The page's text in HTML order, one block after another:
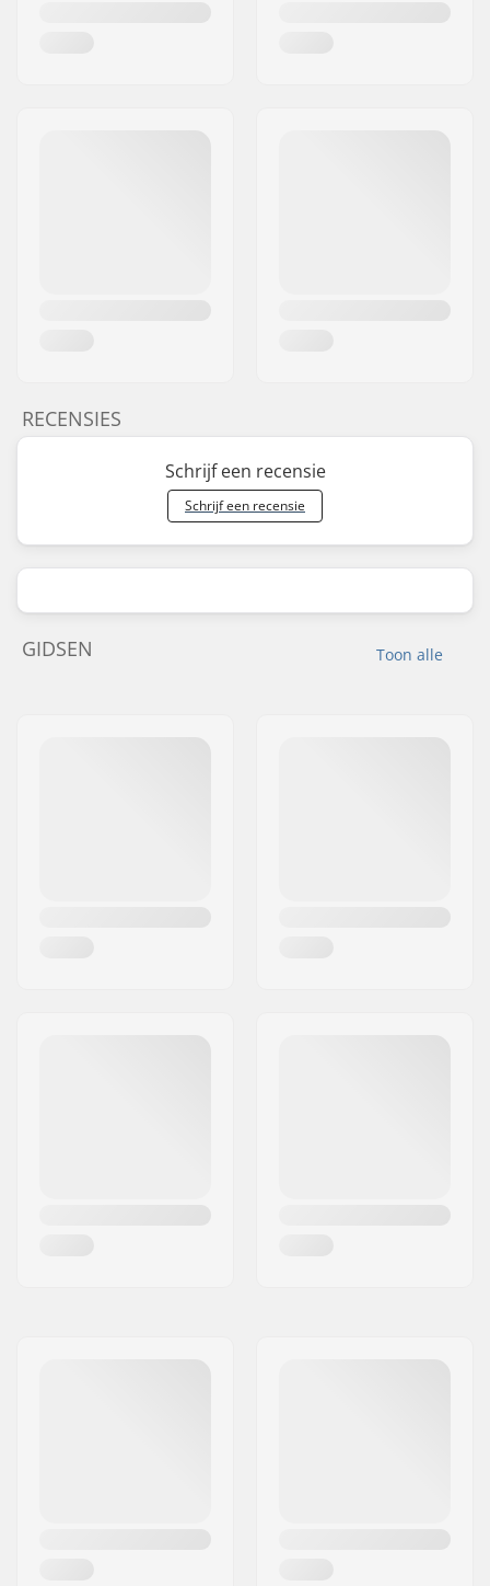
RECENSIES
Schrijf een recensie
Schrijf een recensie
Toon alle
GIDSEN